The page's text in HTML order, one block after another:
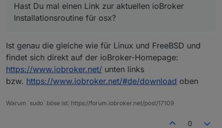
Einsatzzweck ist der gut und zuverlässig gelaufen.
Ich finde nur folgende Infos im Netz bzw. der
offiziellen ioBroker Seite / Doku
-> alte Variante mit zip Download der so nicht mehr
erfolgt
https://www.iobroker.net/#de/documentation/instal
l/macos.md
-> Hier steht nur ein Platzhalter und keine Infos
https://haus-automatisierung.com/iobroker-
tutorial-reihe/
-> Tutorials nur für Raspberry
Hat vielleicht@AlCalzonenoch eine Idee, wie ich
hinbekomme und mir neue Hardware und eine
Danke & Gruß
Hast Du mal einen Link zur aktuellen ioBroker
Installationsroutine für osx?
Ist genau die gleiche wie für Linux und FreeBSD und
findet sich direkt auf der ioBroker-Homepage:
https://www.iobroker.net/ unten links
bzw. https://www.iobroker.net/#de/download oben
Warum `sudo` böse ist: https://forum.iobroker.net/post/17109
0